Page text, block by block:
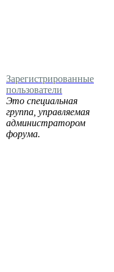
Зарегистрированные
пользователи
Это специальная
группа, управляемая
администратором
форума.